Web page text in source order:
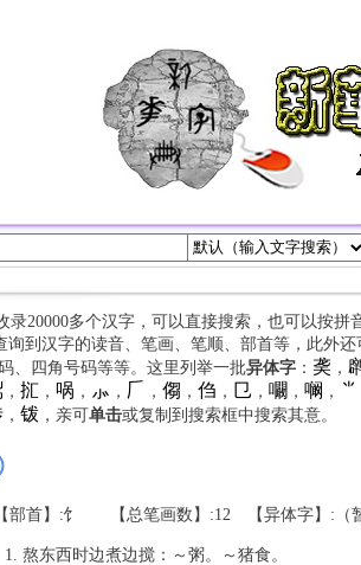
录20000多个汉字，可以直接搜索，也可以按拼
询到汉字的读音、笔画、笔顺、部首等，此外
、四角号码等等。这里列举一批异体字： 䶮 ，
， 㧟 ， 㖞 ， ⺗ ， 𠂆 ， 㑳 ， 㑇 ， 㔾 ， 㘚 ， 㘎 ， ⺌
， 䥽，亲可单击或复制到搜索框中搜索其意。
【部首】:饣 【总笔画数】:12 【异体字】:（
熬东西时边煮边搅：～粥。～猪食。